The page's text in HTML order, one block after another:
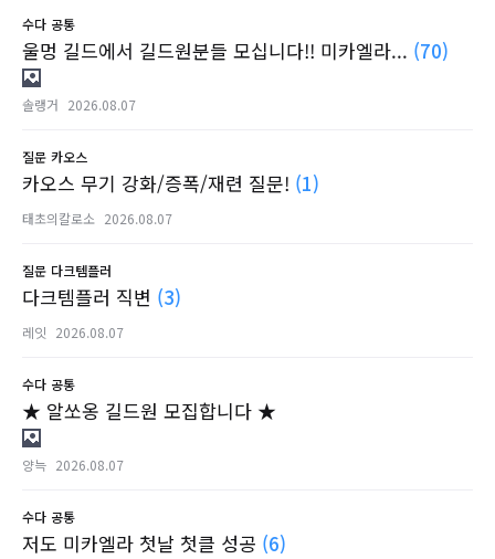
수다 공통
울멍 길드에서 길드원분들 모십니다!! 미카엘라... (70)
솔랭거 2026.08.07
질문 카오스
카오스 무기 강화/증폭/재련 질문! (1)
태초의칼로소 2026.08.07
질문 다크템플러
다크템플러 직변 (3)
레잇 2026.08.07
수다 공통
★ 알쏘옹 길드원 모집합니다 ★
양늑 2026.08.07
수다 공통
저도 미카엘라 첫날 첫클 성공 (6)